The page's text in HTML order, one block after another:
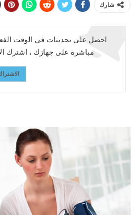
شارك
احصل على تحديثات في الوقت
مباشرة على جهازك ، اشترك